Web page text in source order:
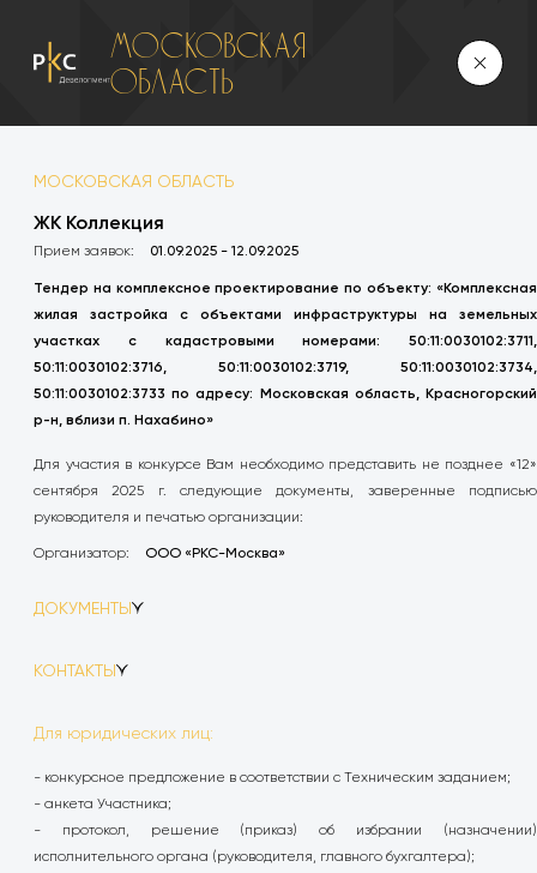
Московская
область
МОСКОВСКАЯ ОБЛАСТЬ
ЖК Коллекция
Прием заявок: 01.09.2025 - 12.09.2025
Тендер на комплексное проектирование по объекту: «Комплексная
жилая застройка с объектами инфраструктуры на земельных
участках с кадастровыми номерами: 50:11:0030102:3711,
50:11:0030102:3716, 50:11:0030102:3719, 50:11:0030102:3734,
50:11:0030102:3733 по адресу: Московская область, Красногорский
р-н, вблизи п. Нахабино»
Для участия в конкурсе Вам необходимо представить не позднее «12»
сентября 2025 г. следующие документы, заверенные подписью
руководителя и печатью организации:
Организатор: ООО «РКС-Москва»
ДОКУМЕНТЫ
3.ТЗ Комплексное проектирование Нахабино.docx
4. Форма КП проектирование 2 оч.xlsx
Анкета участника.docx
Граница разработки (2 очередь - голубой цвет).pdf
КОНТАКТЫ
dv@rks-dev.com
Для юридических лиц:
- конкурсное предложение в соответствии с Техническим заданием;
- анкета Участника;
- протокол, решение (приказ) об избрании (назначении)
исполнительного органа (руководителя, главного бухгалтера);